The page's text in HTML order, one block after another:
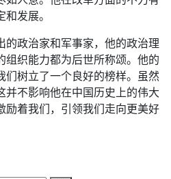
发展。
的政治家和军事家，他的政治理
组织能力都为后世所称颂。他的
们树立了一个良好的榜样。虽然
并不影响他在中国历史上的伟大
励着我们，引领我们走向更美好